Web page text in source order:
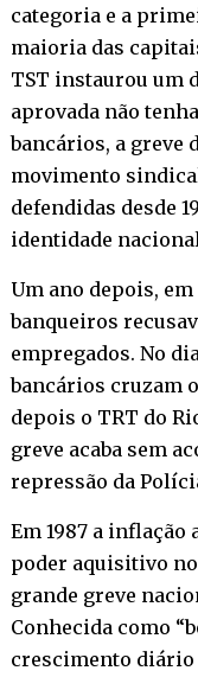
categoria e a
maioria das
TST instaurou um
aprovada não
bancários, a greve
movimento
defendidas desde
identidade
Um ano depois,
banqueiros
empregados. No
bancários cruzam
depois o TRT do
greve acaba sem
repressão da
Em 1987 a inflação
poder aquisitivo
grande greve
Conhecida como
crescimento diário